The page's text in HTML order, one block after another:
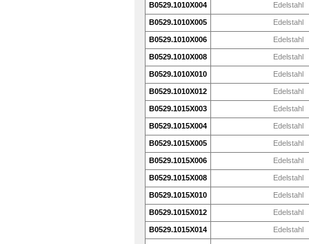
B0529.1010X004 Edelstahl
B0529.1010X005 Edelstahl
B0529.1010X006 Edelstahl
B0529.1010X008 Edelstahl
B0529.1010X010 Edelstahl
B0529.1010X012 Edelstahl
B0529.1015X003 Edelstahl
B0529.1015X004 Edelstahl
B0529.1015X005 Edelstahl
B0529.1015X006 Edelstahl
B0529.1015X008 Edelstahl
B0529.1015X010 Edelstahl
B0529.1015X012 Edelstahl
B0529.1015X014 Edelstahl